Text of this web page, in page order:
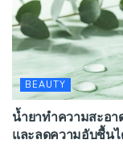
BEAUTY
น้ำยาทำความสะอ
และลดความอับชื้น